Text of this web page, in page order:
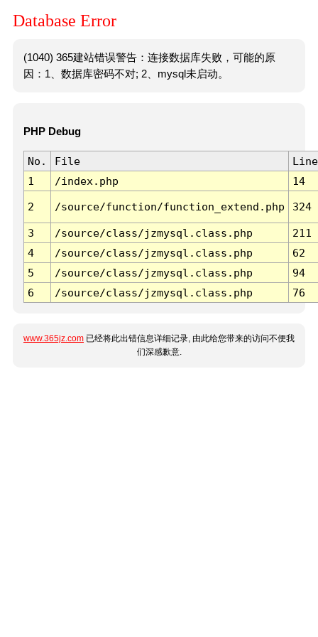
Database Error
(1040) 365建站错误警告：连接数据库失败，可能的原
因：1、数据库密码不对; 2、mysql未启动。
PHP Debug
No. File
Line
1
/index.php 14
2 /source/function/function_extend.php 324
3 /source/class/jzmysql.class.php
211
4
/source/class/jzmysql.class.php
62
5
/source/class/jzmysql.class.php
94
6
/source/class/jzmysql.class.php 76
www.365jz.com 已经将此出错信息详细记录, 由此给您带来的访问不便我
们深感歉意.